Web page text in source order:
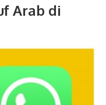
Arab di